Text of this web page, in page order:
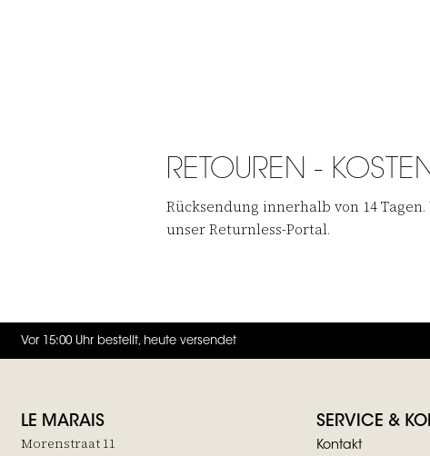
RETOUREN -
Rücksendung innerhalb von 14
unser Returnless-Portal.
Vor 15:00 Uhr bestellt, heute versendet
LE MARAIS
Morenstraat 11
SERVICE &
Kontakt